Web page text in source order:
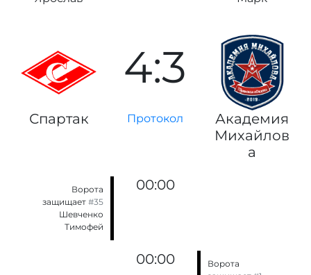
4:3
Спартак Протокол
Академия
Михайлов
а
Ворота
защищает#35
Шевченко
Тимофей
00:00
00:00
Ворота